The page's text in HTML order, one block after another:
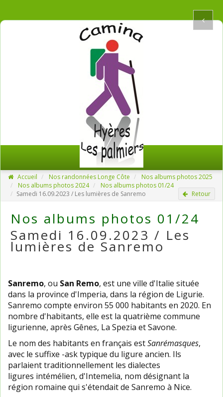
Accueil Nos randonnées Longe Côte
Nos albums photos 2025
Nos albums photos 2024
Nos albums photos 01/24
Samedi 16.09.2023 / Les lumières de Sanremo
Retour
Nos albums photos 01/24
Samedi 16.09.2023 / Les
lumières de Sanremo
Sanremo, ou San Remo, est une ville d'Italie située
dans la province d'Imperia, dans la région de Ligurie.
Sanremo compte environ 55 000 habitants en 2020. En
nombre d'habitants, elle est la quatrième commune
ligurienne, après Gênes, La Spezia et Savone.
Le nom des habitants en français estSanrémasques,
avec le suffixe -ask typique du ligure ancien. Ils
parlaient traditionnellement les dialectes
ligures intémélien, d'Intemelia, nom désignant la
région romaine qui s'étendait de Sanremo à Nice.